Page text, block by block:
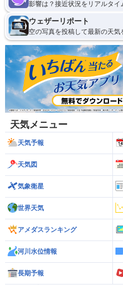
影響は？接近状況をリアルタイ
ウェザーリポート
空の写真を投稿して最新の天気
天気メニュー
天気予報
天気図
気象衛星
世界天気
アメダスランキング
河川水位情報
長期予報